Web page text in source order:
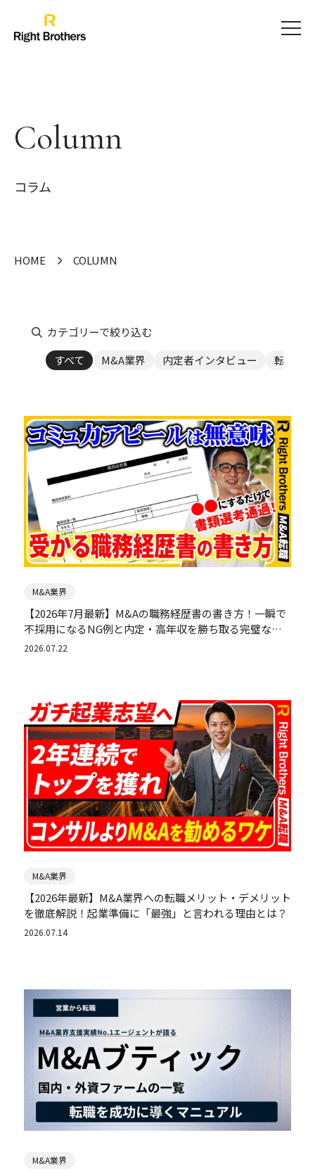
Column
コラム
HOME COLUMN
カテゴリーで絞り込む
すべて
M&A業界 内定者インタビュー 転職・
M&A業界
【2026年7月最新】M&Aの職務経歴書の書き方！一瞬で
不採用になるNG例と内定・高年収を勝ち取る完璧な実
績アピール
2026.07.22
M&A業界
【2026年最新】M&A業界への転職メリット・デメリット
を徹底解説！起業準備に「最強」と言われる理由とは？
2026.07.14
M&A業界